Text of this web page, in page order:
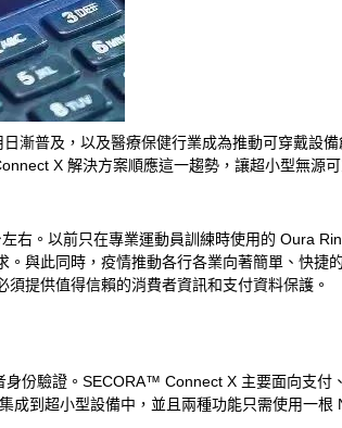
漸普及，以及醫療保健行業成為推動可穿戴設
X 解決方案順應這一趨勢，讓超小型無源
右。以前只在專業運動員訓練時使用的 Oura
與此同時，疫情推動各行各業向著簡單、快捷
提供值得信賴的消費者資訊和支付資料保護。
份驗證。SECORA™ Connect X 主要面向支付
到超小型設備中，並且兩種功能只需使用一根